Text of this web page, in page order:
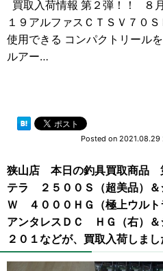
買取入荷情報 第２弾！！ ８
１９アルファスＣＴＳＶ７０
使用できる コンパクトリール
ルアー…
Posted on 2021.08.29
狭山店 本日の釣具買取商品
テラ ２５００Ｓ（超美品）
Ｗ ４０００ＨＧ（極上ウル
アンタレスＤＣ ＨＧ（右）
２０１などが、買取入荷しまし